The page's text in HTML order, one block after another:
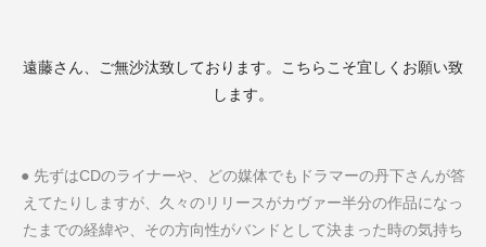
遠藤さん、ご無沙汰致しております。こちらこそ宜しくお願い致
します。
● 先ずはCDのライナーや、どの媒体でもドラマーの丹下さんが答
えてたりしますが、久々のリリースがカヴァー半分の作品になっ
たまでの経緯や、その方向性がバンドとして決まった時の気持ち